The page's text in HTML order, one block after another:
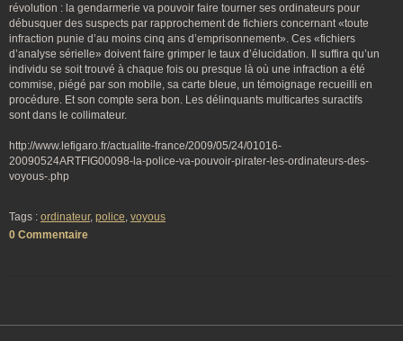
révolution : la gendarmerie va pouvoir faire tourner ses ordinateurs pour
débusquer des suspects par rapprochement de fichiers concernant «toute
infraction punie d’au moins cinq ans d’emprisonnement». Ces «fichiers
d’analyse sérielle» doivent faire grimper le taux d’élucidation. Il suffira qu’un
individu se soit trouvé à chaque fois ou presque là où une infraction a été
commise, piégé par son mobile, sa carte bleue, un témoignage recueilli en
procédure. Et son compte sera bon. Les délinquants multicartes suractifs
sont dans le collimateur.
http://www.lefigaro.fr/actualite-france/2009/05/24/01016-
20090524ARTFIG00098-la-police-va-pouvoir-pirater-les-ordinateurs-des-
voyous-.php
Tags : ordinateur, police, voyous
0 Commentaire